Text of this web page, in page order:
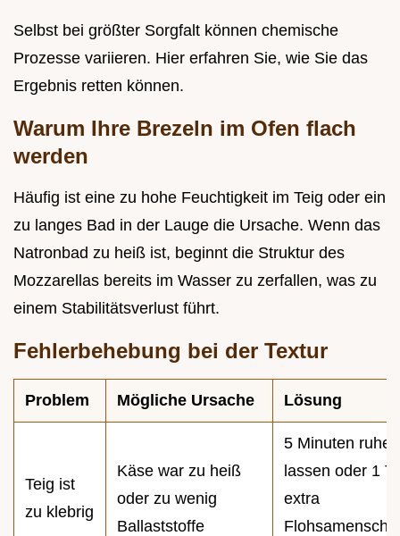
Selbst bei größter Sorgfalt können chemische
Prozesse variieren. Hier erfahren Sie, wie Sie das
Ergebnis retten können.
Warum Ihre Brezeln im Ofen flach
werden
Häufig ist eine zu hohe Feuchtigkeit im Teig oder ein
zu langes Bad in der Lauge die Ursache. Wenn das
Natronbad zu heiß ist, beginnt die Struktur des
Mozzarellas bereits im Wasser zu zerfallen, was zu
einem Stabilitätsverlust führt.
Fehlerbehebung bei der Textur
Problem Mögliche Ursache Lösung
Teig ist
zu klebrig
Käse war zu heiß
oder zu wenig
Ballaststoffe
5 Minuten ruhen
lassen oder 1
extra